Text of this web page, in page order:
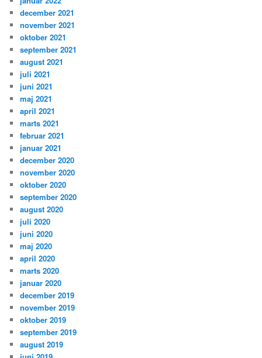
december 2021
november 2021
oktober 2021
september 2021
august 2021
juli 2021
juni 2021
maj 2021
april 2021
marts 2021
februar 2021
januar 2021
december 2020
november 2020
oktober 2020
september 2020
august 2020
juli 2020
juni 2020
maj 2020
april 2020
marts 2020
januar 2020
december 2019
november 2019
oktober 2019
september 2019
august 2019